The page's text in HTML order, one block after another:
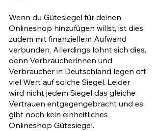
Wenn du Gütesiegel für deinen
Onlineshop hinzufügen willst, ist dies
zudem mit finanziellem Aufwand
verbunden. Allerdings lohnt sich dies,
denn Verbraucherinnen und
Verbraucher in Deutschland legen oft
viel Wert auf solche Siegel. Leider
wird nicht jedem Siegel das gleiche
Vertrauen entgegengebracht und es
gibt noch kein einheitliches
Onlineshop Gütesiegel.